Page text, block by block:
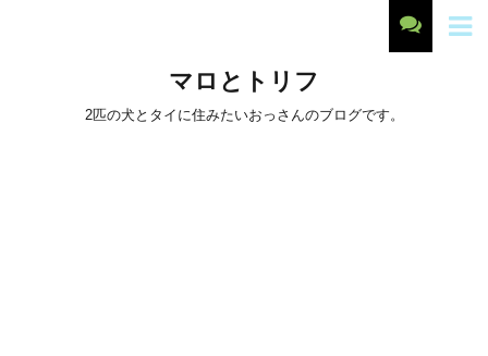
マロとトリフ
2匹の犬とタイに住みたいおっさんのブログです。